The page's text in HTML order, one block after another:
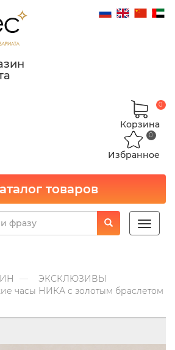
Корзина
0
Избранное
0
товаров
Toggle
ЭКСКЛЮЗИВЫ
часы НИКА с золотым браслетом